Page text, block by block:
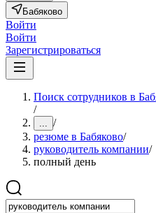
Бабяково
Войти
Войти
Зарегистрироваться
Поиск сотрудников в
/
... /
резюме в Бабяково/
руководитель компании/
полный день